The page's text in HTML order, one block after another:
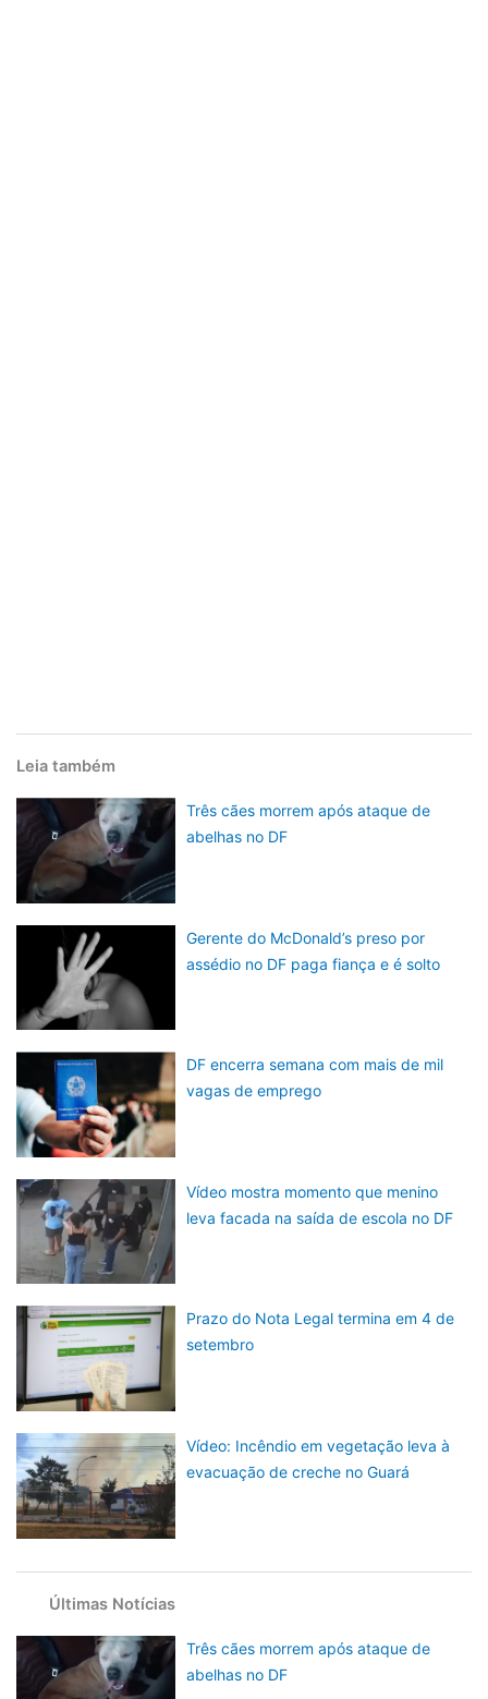
Leia também
Três cães morrem após ataque de
abelhas no DF
Gerente do McDonald’s preso por
assédio no DF paga fiança e é solto
DF encerra semana com mais de mil
vagas de emprego
Vídeo mostra momento que menino
leva facada na saída de escola no DF
Prazo do Nota Legal termina em 4 de
setembro
Vídeo: Incêndio em vegetação leva à
evacuação de creche no Guará
Últimas Notícias
Três cães morrem após ataque de
abelhas no DF